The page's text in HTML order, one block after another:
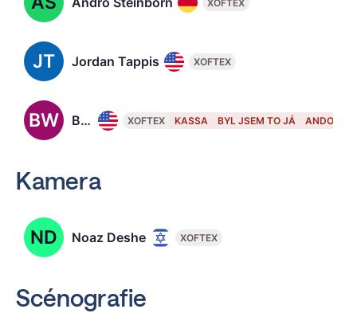
XOFTEX
JT Jordan Tappis XOFTEX
BW Beau Willimon, 48 XOFTEX KASSA BYL JSEM TO JÁ ANDOR
Kamera
ND Noaz Deshe XOFTEX
Scénografie